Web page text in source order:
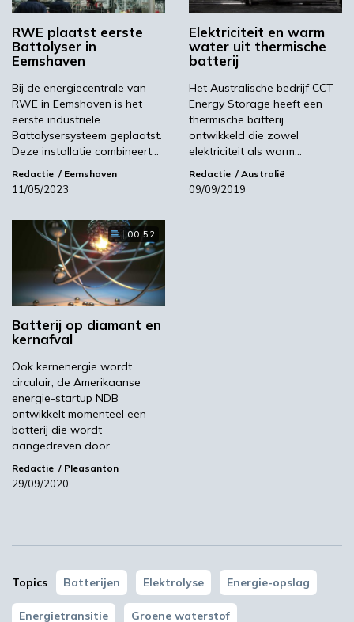
onderzoeken en testen zijn afgerond, wil
Battolyser opschalen naar commerciële
productie en een fabriek openen in Rotterdam.
spreekt tijdens het
Power Electronics & Energy
Storage event
op 27 juni in ’s-Hertogenbosch.
Het event is kosteloos te bezoeken na
registratie.
Kijk voor meer informatie op de website van
Beeld: Battolyser Systems/YouTube
Battolyser Systems
Recell opent demofabriek voor groene cellulose
Meest gelezen
RWE plaatst eerste
Battolyser in
Eemshaven
Bij de energiecentrale van
RWE in Eemshaven is het
eerste industriële
Battolysersysteem geplaatst.
Deze installatie combineert…
Redactie Eemshaven
11/05/2023
Elektriciteit en warm
water uit thermische
batterij
Het Australische bedrijf CCT
Energy Storage heeft een
thermische batterij
ontwikkeld die zowel
elektriciteit als warm…
Redactie Australië
09/09/2019
00:52
Batterij op diamant en
kernafval
Ook kernenergie wordt
circulair; de Amerikaanse
energie-startup NDB
ontwikkelt momenteel een
batterij die wordt
aangedreven door…
Redactie Pleasanton
29/09/2020
Topics Batterijen Elektrolyse Energie-opslag
Energietransitie Groene waterstof